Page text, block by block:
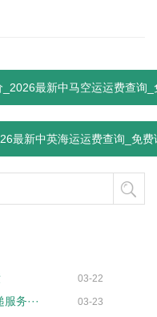
_2026最新中马空运运费查询
最新中英海运运费查询_免费
03-22
务··· 03-23